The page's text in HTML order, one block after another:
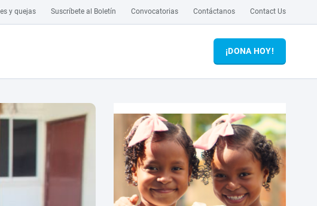
y quejas Suscríbete al Boletín Convocatorias Contáctanos Contact Us
¡DONA HOY!